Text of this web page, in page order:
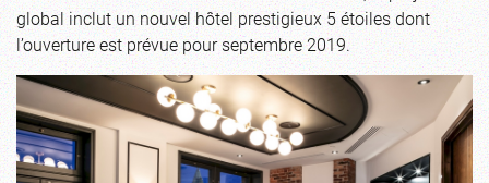
global inclut un nouvel hôtel prestigieux 5 étoiles dont
l’ouverture est prévue pour septembre 2019.